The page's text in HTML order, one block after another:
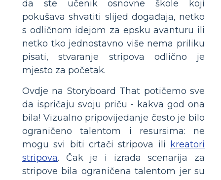
da ste učenik osnovne škole koji
pokušava shvatiti slijed događaja, netko
s odličnom idejom za epsku avanturu ili
netko tko jednostavno više nema priliku
pisati, stvaranje stripova odlično je
mjesto za početak.
Ovdje na Storyboard That potičemo sve
da ispričaju svoju priču - kakva god ona
bila! Vizualno pripovijedanje često je bilo
ograničeno talentom i resursima: ne
mogu svi biti crtači stripova ili kreatori
stripova. Čak je i izrada scenarija za
stripove bila ograničena talentom jer su